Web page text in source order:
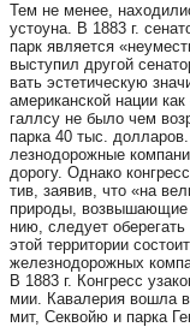
Тем не ме­нее,
ус­то­у­на. В 1883 г.
парк яв­ля­ет­ся
выс­ту­пил дру­гой
вать эс­те­ти­чес­кую
аме­ри­ка­нс­кой на­ции
га­л­лсу не бы­ло чем
пар­ка 40 тыс.
лез­но­до­рож­ные
до­ро­гу. Од­на­ко
тив, за­я­вив, что «на
при­ро­ды, воз­вы­ша­ю­щие
нию, сле­ду­ет
этой тер­ри­то­рии
же­лез­но­до­рож­ных
В 1883 г. Конг­ресс
мии. Ка­ва­ле­рия вош­ла
мит, Сек­войю и пар­ка